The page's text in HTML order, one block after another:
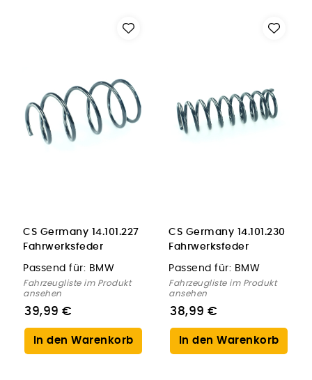
CS Germany 14.101.227
Fahrwerksfeder
Vorderachse für BMW
Passend für: BMW
Fahrzeugliste im Produkt
ansehen
39,99 €
In den Warenkorb
CS Germany 14.101.230
Fahrwerksfeder
Hinterachse für BMW
Passend für: BMW
Fahrzeugliste im Produkt
ansehen
38,99 €
In den Warenkorb